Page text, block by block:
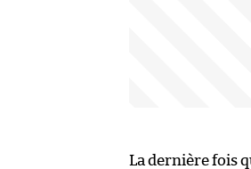
La dernière fois